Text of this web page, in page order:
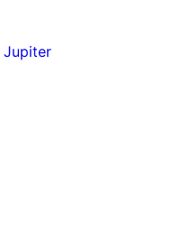
Jupiter